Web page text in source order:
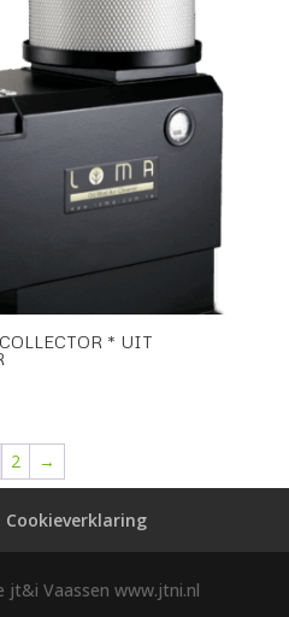
* UIT
2 →
Cookieverklaring
jt&i Vaassen www.jtni.nl